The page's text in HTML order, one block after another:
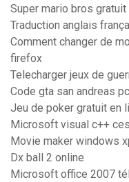
Super mario bros
Traduction anglais
Comment changer de
firefox
Telecharger jeux de
Code gta san andreas
Jeu de poker gratuit en
Microsoft visual c++
Movie maker windows
Dx ball 2 online
Microsoft office 2007